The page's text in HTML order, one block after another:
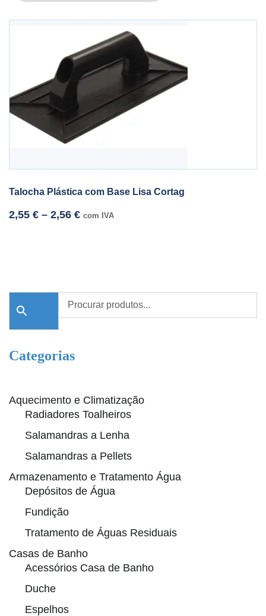
Talocha Plástica com Base Lisa Cortag
2,55 € – 2,56 € com IVA
Categorias
Aquecimento e Climatização
Radiadores Toalheiros
Salamandras a Lenha
Salamandras a Pellets
Armazenamento e Tratamento Água
Depósitos de Água
Fundição
Tratamento de Águas Residuais
Casas de Banho
Acessórios Casa de Banho
Duche
Espelhos